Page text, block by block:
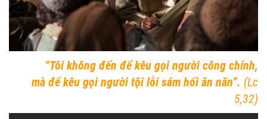
“Tôi không đến để kêu gọi người công chính,
mà để kêu gọi người tội lỗi sám hối ăn năn”. (Lc
5,32)